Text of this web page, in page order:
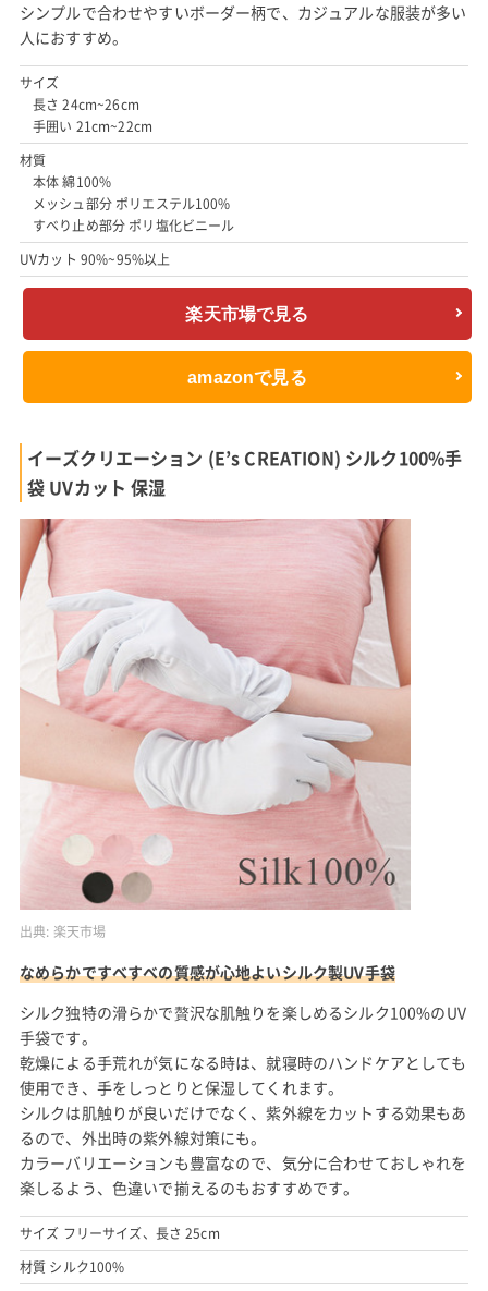
シンプルで合わせやすいボーダー柄で、カジュアルな服装が多い
人におすすめ。
サイズ
長さ 24cm~26cm
手囲い 21cm~22cm
材質
本体 綿100%
メッシュ部分 ポリエステル100%
すべり止め部分 ポリ塩化ビニール
UVカット 90%~95%以上
楽天市場で見る
amazonで見る
イーズクリエーション (E’s CREATION) シルク100%手
袋 UVカット 保湿
出典: 楽天市場
なめらかですべすべの質感が心地よいシルク製UV手袋
シルク独特の滑らかで贅沢な肌触りを楽しめるシルク100%のUV
手袋です。
乾燥による手荒れが気になる時は、就寝時のハンドケアとしても
使用でき、手をしっとりと保湿してくれます。
シルクは肌触りが良いだけでなく、紫外線をカットする効果もあ
るので、外出時の紫外線対策にも。
カラーバリエーションも豊富なので、気分に合わせておしゃれを
楽しるよう、色違いで揃えるのもおすすめです。
サイズ フリーサイズ、長さ 25cm
材質 シルク100%